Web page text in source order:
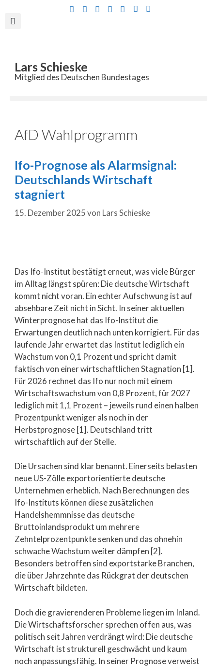
Lars Schieske
Mitglied des Deutschen Bundestages
AfD Wahlprogramm
Ifo-Prognose als Alarmsignal:
Deutschlands Wirtschaft
stagniert
15. Dezember 2025von Lars Schieske
Das Ifo-Institut bestätigt erneut, was viele Bürger
im Alltag längst spüren: Die deutsche Wirtschaft
kommt nicht voran. Ein echter Aufschwung ist auf
absehbare Zeit nicht in Sicht. In seiner aktuellen
Winterprognose hat das Ifo-Institut die
Erwartungen deutlich nach unten korrigiert. Für das
laufende Jahr erwartet das Institut lediglich ein
Wachstum von 0,1 Prozent und spricht damit
faktisch von einer wirtschaftlichen Stagnation [1].
Für 2026 rechnet das Ifo nur noch mit einem
Wirtschaftswachstum von 0,8 Prozent, für 2027
lediglich mit 1,1 Prozent – jeweils rund einen halben
Prozentpunkt weniger als noch in der
Herbstprognose [1]. Deutschland tritt
wirtschaftlich auf der Stelle.
Die Ursachen sind klar benannt. Einerseits belasten
neue US-Zölle exportorientierte deutsche
Unternehmen erheblich. Nach Berechnungen des
Ifo-Instituts können diese zusätzlichen
Handelshemmnisse das deutsche
Bruttoinlandsprodukt um mehrere
Zehntelprozentpunkte senken und das ohnehin
schwache Wachstum weiter dämpfen [2].
Besonders betroffen sind exportstarke Branchen,
die über Jahrzehnte das Rückgrat der deutschen
Wirtschaft bildeten.
Doch die gravierenderen Probleme liegen im Inland.
Die Wirtschaftsforscher sprechen offen aus, was
politisch seit Jahren verdrängt wird: Die deutsche
Wirtschaft ist strukturell geschwächt und kaum
noch anpassungsfähig. In seiner Prognose verweist